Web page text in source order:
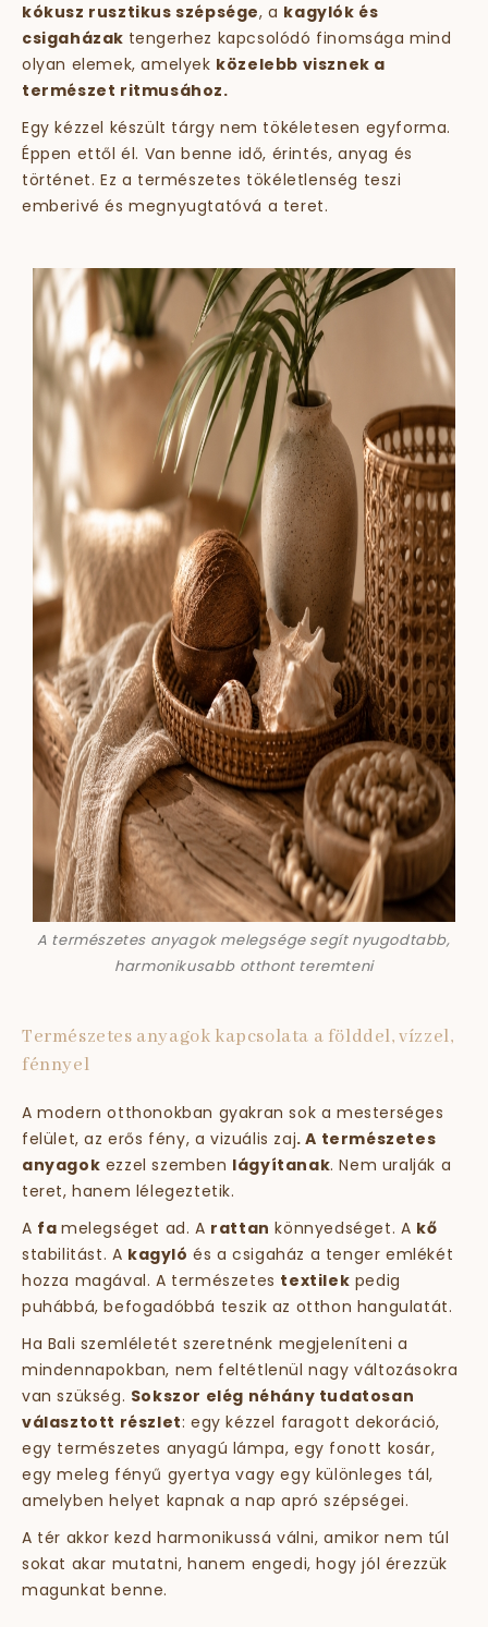
kókusz rusztikus szépsége, a kagylók és
csigaházak tengerhez kapcsolódó finomsága mind
olyan elemek, amelyek közelebb visznek a
természet ritmusához.
Egy kézzel készült tárgy nem tökéletesen egyforma.
Éppen ettől él. Van benne idő, érintés, anyag és
történet. Ez a természetes tökéletlenség teszi
emberivé és megnyugtatóvá a teret.
A természetes anyagok melegsége segít nyugodtabb,
harmonikusabb otthont teremteni
Természetes anyagok kapcsolata a földdel, vízzel,
fénnyel
A modern otthonokban gyakran sok a mesterséges
felület, az erős fény, a vizuális zaj. A természetes
anyagok ezzel szemben lágyítanak. Nem uralják a
teret, hanem lélegeztetik.
A famelegséget ad. A rattan könnyedséget. A kő
stabilitást. A kagyló és a csigaház a tenger emlékét
hozza magával. A természetes textilek pedig
puhábbá, befogadóbbá teszik az otthon hangulatát.
Ha Bali szemléletét szeretnénk megjeleníteni a
mindennapokban, nem feltétlenül nagy változásokra
van szükség. Sokszor elég néhány tudatosan
választott részlet: egy kézzel faragott dekoráció,
egy természetes anyagú lámpa, egy fonott kosár,
egy meleg fényű gyertya vagy egy különleges tál,
amelyben helyet kapnak a nap apró szépségei.
A tér akkor kezd harmonikussá válni, amikor nem túl
sokat akar mutatni, hanem engedi, hogy jól érezzük
magunkat benne.